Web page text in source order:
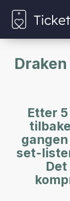
Etter
set-